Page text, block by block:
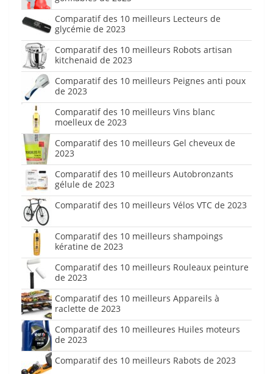
Comparatif des 10 meilleurs Lecteurs de
glycémie de 2023
Comparatif des 10 meilleurs Robots artisan
kitchenaid de 2023
Comparatif des 10 meilleurs Peignes anti poux
de 2023
Comparatif des 10 meilleurs Vins blanc
moelleux de 2023
Comparatif des 10 meilleurs Gel cheveux de
2023
Comparatif des 10 meilleurs Autobronzants
gélule de 2023
Comparatif des 10 meilleurs Vélos VTC de 2023
Comparatif des 10 meilleurs shampoings
kératine de 2023
Comparatif des 10 meilleurs Rouleaux peinture
de 2023
Comparatif des 10 meilleurs Appareils à
raclette de 2023
Comparatif des 10 meilleures Huiles moteurs
de 2023
Comparatif des 10 meilleurs Rabots de 2023